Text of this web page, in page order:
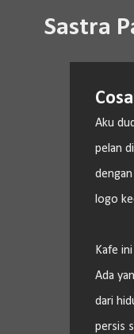
Sastra
Aku
pelan
logo
Kafe
Ada
dari
persis